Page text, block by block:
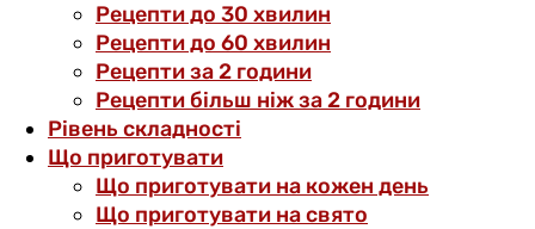
Рецепти до 30 хвилин
Рецепти до 60 хвилин
Рецепти за 2 години
Рецепти більш ніж за 2 години
Рівень складності
Що приготувати
Що приготувати на кожен день
Що приготувати на свято